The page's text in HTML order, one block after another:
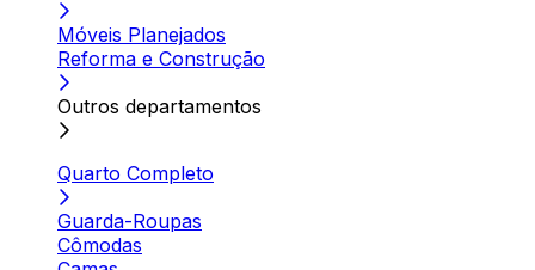
Móveis Planejados
Reforma e Construção
Outros departamentos
Quarto Completo
Guarda-Roupas
Cômodas